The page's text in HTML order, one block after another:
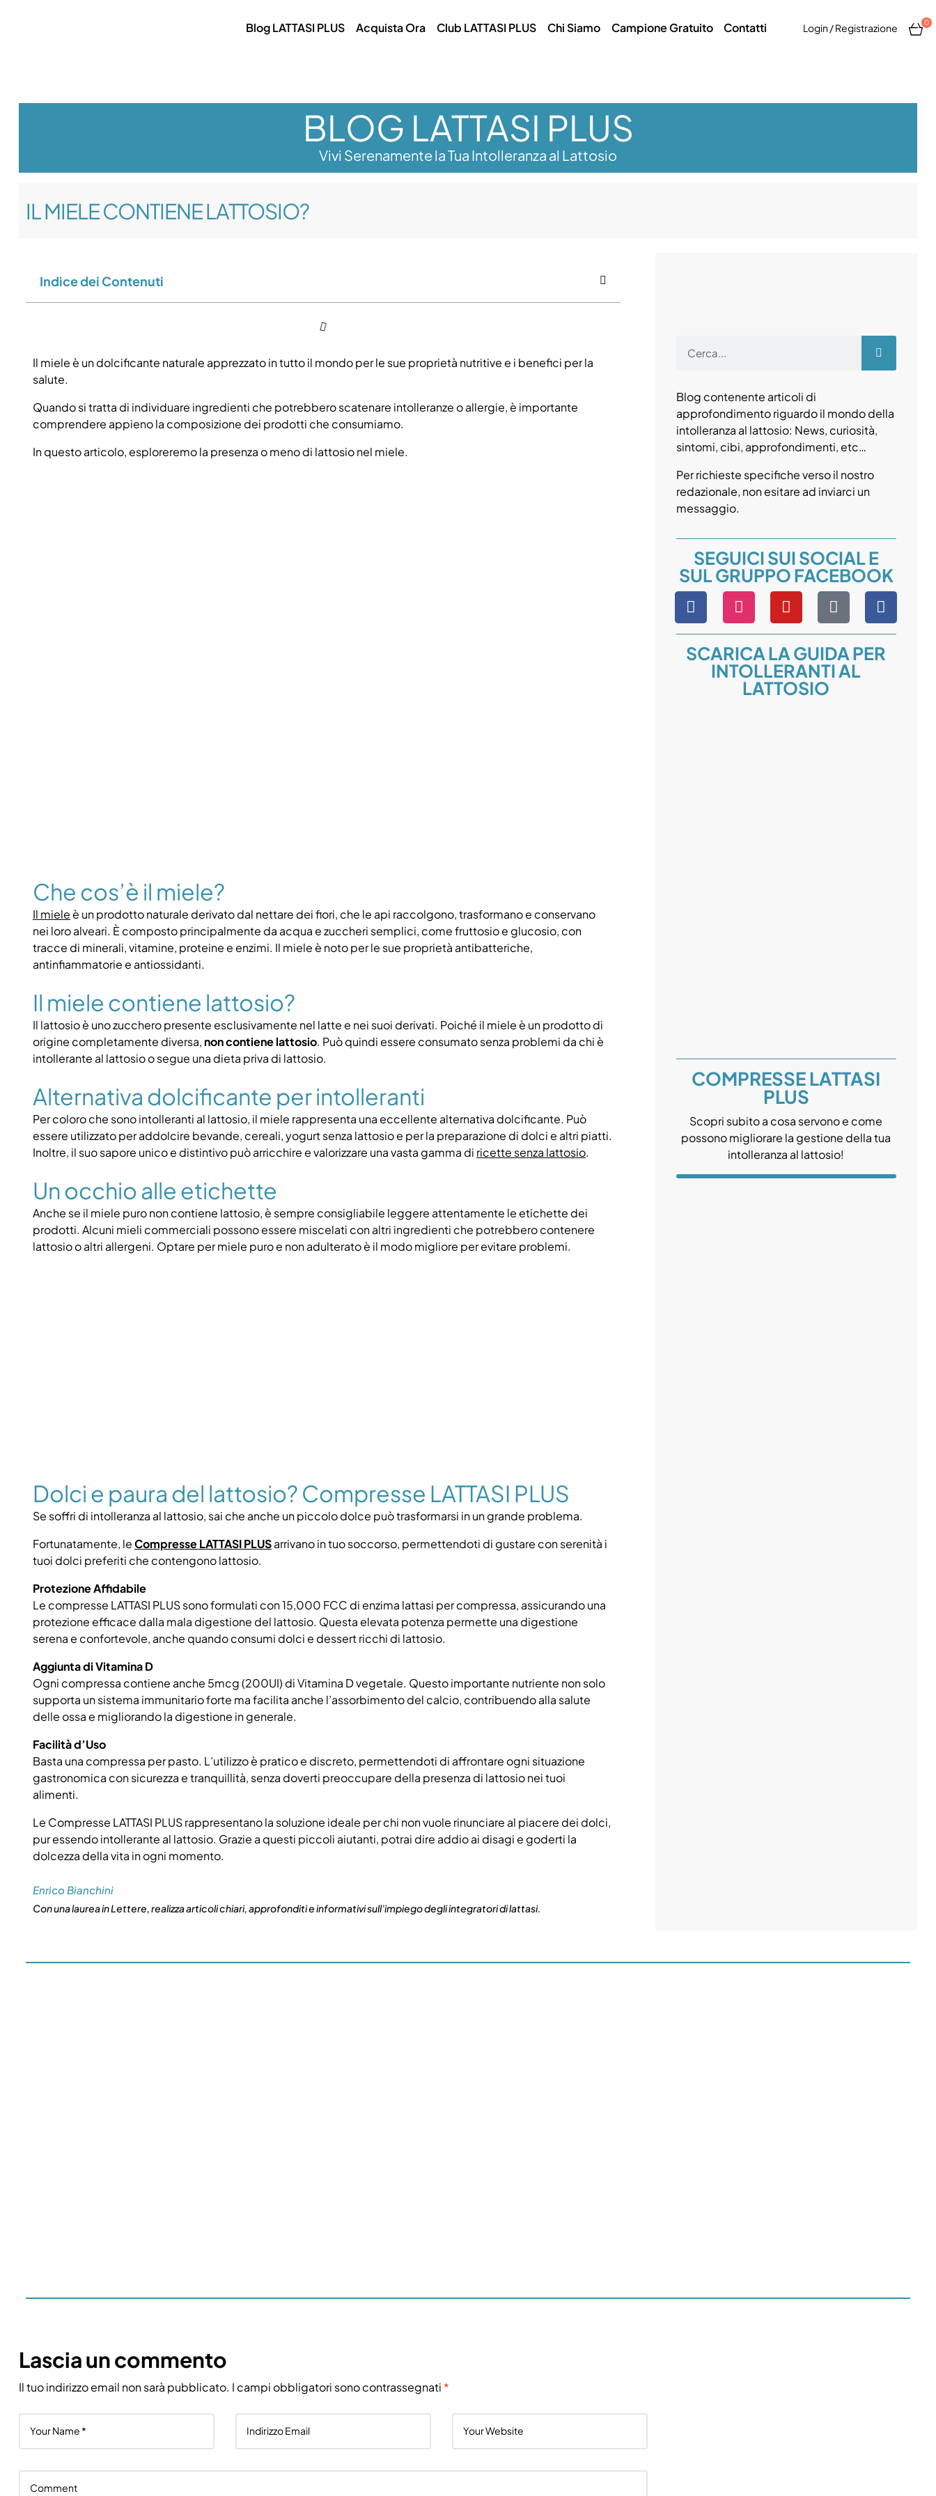
Blog LATTASI PLUS Acquista Ora Club LATTASI PLUS Chi Siamo Campione Gratuito Contatti Login / Registrazione 0
BLOG LATTASI PLUS
Vivi Serenamente la Tua Intolleranza al Lattosio
IL MIELE CONTIENE LATTOSIO?
Indice dei Contenuti
Il miele è un dolcificante naturale apprezzato in tutto il mondo per le sue proprietà nutritive e i benefici per la
salute.
Quando si tratta di individuare ingredienti che potrebbero scatenare intolleranze o allergie, è importante
comprendere appieno la composizione dei prodotti che consumiamo.
In questo articolo, esploreremo la presenza o meno di lattosio nel miele.
Che cos’è il miele?
Il mieleè un prodotto naturale derivato dal nettare dei fiori, che le api raccolgono, trasformano e conservano
nei loro alveari. È composto principalmente da acqua e zuccheri semplici, come fruttosio e glucosio, con
tracce di minerali, vitamine, proteine e enzimi. Il miele è noto per le sue proprietà antibatteriche,
antinfiammatorie e antiossidanti.
Il miele contiene lattosio?
Il lattosio è uno zucchero presente esclusivamente nel latte e nei suoi derivati. Poiché il miele è un prodotto di
origine completamente diversa, non contiene lattosio. Può quindi essere consumato senza problemi da chi è
intollerante al lattosio o segue una dieta priva di lattosio.
Alternativa dolcificante per intolleranti
Per coloro che sono intolleranti al lattosio, il miele rappresenta una eccellente alternativa dolcificante. Può
essere utilizzato per addolcire bevande, cereali, yogurt senza lattosio e per la preparazione di dolci e altri piatti.
Inoltre, il suo sapore unico e distintivo può arricchire e valorizzare una vasta gamma di ricette senza lattosio.
Un occhio alle etichette
Anche se il miele puro non contiene lattosio, è sempre consigliabile leggere attentamente le etichette dei
prodotti. Alcuni mieli commerciali possono essere miscelati con altri ingredienti che potrebbero contenere
lattosio o altri allergeni. Optare per miele puro e non adulterato è il modo migliore per evitare problemi.
Dolci e paura del lattosio? Compresse LATTASI PLUS
Se soffri di intolleranza al lattosio, sai che anche un piccolo dolce può trasformarsi in un grande problema.
Fortunatamente, leCompresse LATTASI PLUSarrivano in tuo soccorso, permettendoti di gustare con serenità i
tuoi dolci preferiti che contengono lattosio.
Protezione Affidabile
Le compresse LATTASI PLUS sono formulati con 15,000 FCC di enzima lattasi per compressa, assicurando una
protezione efficace dalla mala digestione del lattosio. Questa elevata potenza permette una digestione
serena e confortevole, anche quando consumi dolci e dessert ricchi di lattosio.
Aggiunta di Vitamina D
Ogni compressa contiene anche 5mcg (200UI) di Vitamina D vegetale. Questo importante nutriente non solo
supporta un sistema immunitario forte ma facilita anche l’assorbimento del calcio, contribuendo alla salute
delle ossa e migliorando la digestione in generale.
Facilità d’Uso
Basta una compressa per pasto. L’utilizzo è pratico e discreto, permettendoti di affrontare ogni situazione
gastronomica con sicurezza e tranquillità, senza doverti preoccupare della presenza di lattosio nei tuoi
alimenti.
Le Compresse LATTASI PLUS rappresentano la soluzione ideale per chi non vuole rinunciare al piacere dei dolci,
pur essendo intollerante al lattosio. Grazie a questi piccoli aiutanti, potrai dire addio ai disagi e goderti la
dolcezza della vita in ogni momento.
Enrico Bianchini
Con una laurea in Lettere, realizza articoli chiari, approfonditi e informativi sull’impiego degli integratori di lattasi.
Blog contenente articoli di
approfondimento riguardo il mondo della
intolleranza al lattosio: News, curiosità,
sintomi, cibi, approfondimenti, etc…
Per richieste specifiche verso il nostro
redazionale, non esitare ad inviarci un
messaggio.
SEGUICI SUI SOCIAL E
SUL GRUPPO FACEBOOK
SCARICA LA GUIDA PER
INTOLLERANTI AL
LATTOSIO
COMPRESSE LATTASI
PLUS
Scopri subito a cosa servono e come
possono migliorare la gestione della tua
intolleranza al lattosio!
Lascia un commento
Il tuo indirizzo email non sarà pubblicato. I campi obbligatori sono contrassegnati *